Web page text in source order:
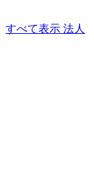
すべて表示 法人